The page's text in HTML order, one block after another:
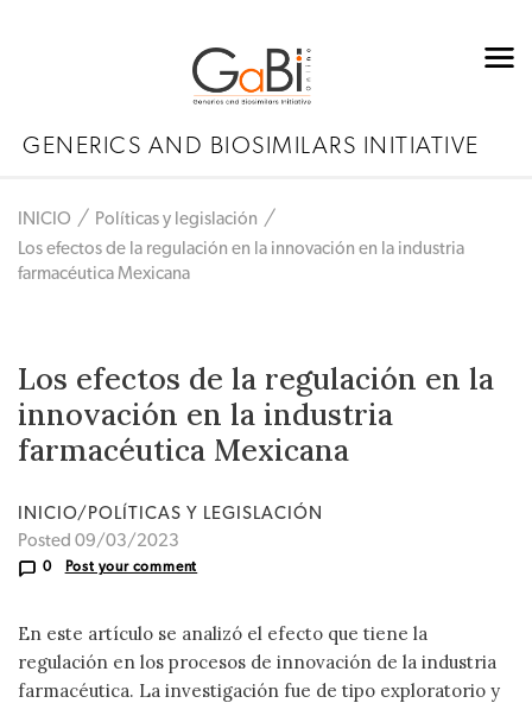
GENERICS AND BIOSIMILARS INITIATIVE
INICIO
Políticas y legislación
Los efectos de la regulación en la innovación en la industria
farmacéutica Mexicana
Los efectos de la regulación en la
innovación en la industria
farmacéutica Mexicana
INICIO/POLÍTICAS Y LEGISLACIÓN
Posted 09/03/2023
0 Post your comment
En este artículo se analizó el efecto que tiene la
regulación en los procesos de innovación de la industria
farmacéutica. La investigación fue de tipo exploratorio y